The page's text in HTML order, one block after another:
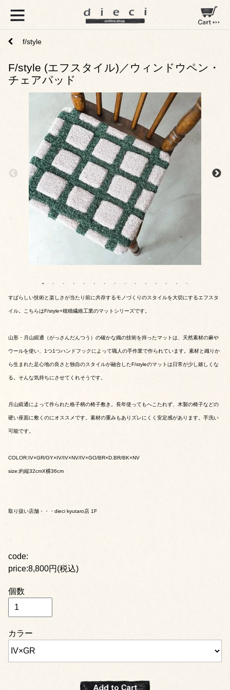
f/style
F/style (エフスタイル)／ウィンドウペン・
チェアパッド
すばらしい技術と楽しさが当たり前に共存するモノづくりのスタイルを大切にするエフスタ
イル。こちらはF/style+穂積繊維工業のマットシリーズです。
山形・月山緞通（がっさんだんつう）の確かな織の技術を持ったマットは、天然素材の麻や
ウールを使い、1つ1つハンドフックによって職人の手作業で作られています。素材と織りか
ら生まれた足心地の良さと独自のスタイルが融合したF/styleのマットは日常が少し嬉しくな
る。そんな気持ちにさせてくれそうです。
月山緞通によって作られた格子柄の椅子敷き。長年使ってもへこたれず、木製の椅子などの
硬い座面に敷くのにオススメです。素材の重みもありズレにくく安定感があります。手洗い
可能です。
COLOR:IV×GR/GY×IV/IV×NV/IV×GO/BR×D.BR/BK×NV
size:約縦32cmX横36cm
取り扱い店舗・・・dieci kyutaro店 1F
code:
price:8,800円(税込)
個数
カラー